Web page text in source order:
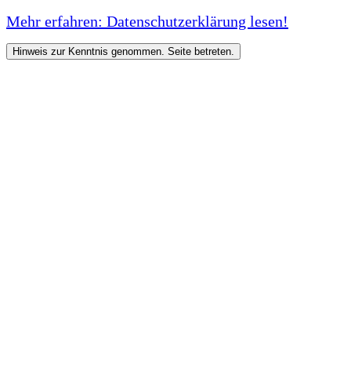
Mehr erfahren: Datenschutzerklärung lesen!
Hinweis zur Kenntnis genommen. Seite betreten.